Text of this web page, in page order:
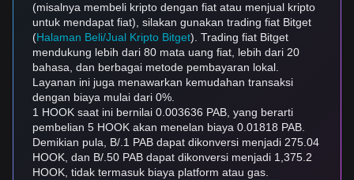
(misalnya membeli kripto dengan fiat atau menjual kripto
untuk mendapat fiat), silakan gunakan trading fiat Bitget
(Halaman Beli/Jual Kripto Bitget). Trading fiat Bitget
mendukung lebih dari 80 mata uang fiat, lebih dari 20
bahasa, dan berbagai metode pembayaran lokal.
Layanan ini juga menawarkan kemudahan transaksi
dengan biaya mulai dari 0%.
1 HOOK saat ini bernilai 0.003636 PAB, yang berarti
pembelian 5 HOOK akan menelan biaya 0.01818 PAB.
Demikian pula, B/.1 PAB dapat dikonversi menjadi 275.04
HOOK, dan B/.50 PAB dapat dikonversi menjadi 1,375.2
HOOK, tidak termasuk biaya platform atau gas.